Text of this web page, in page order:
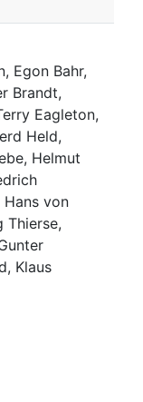
Egon Bahr,
Brandt,
Eagleton,
Held,
Helmut
Hans von
Thierse,
Klaus